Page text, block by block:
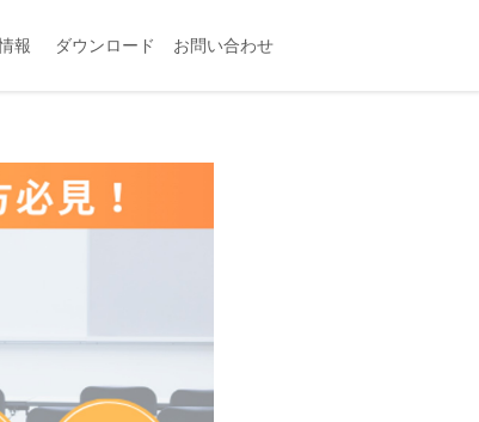
報 ダウンロード お問い合わせ